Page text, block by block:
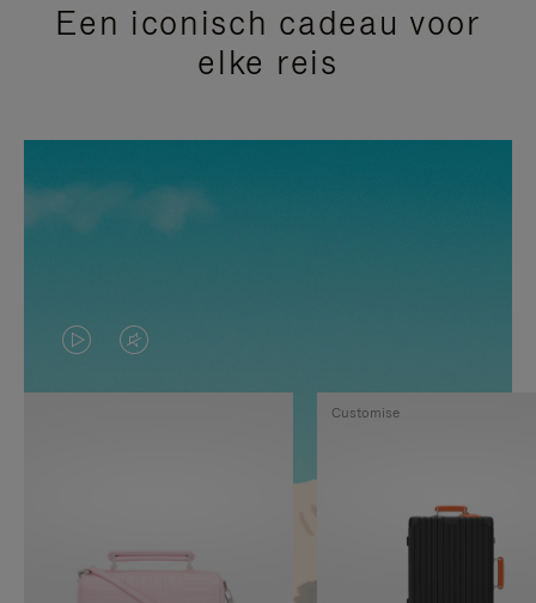
Een iconisch cadeau voor
elke reis
VIDEO
IS
GEPAUZEERD,
OP
HET
GELUID
Customise